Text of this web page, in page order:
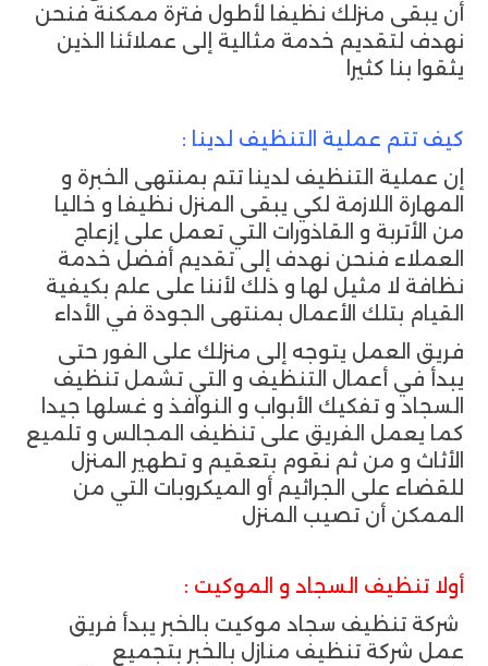
أن يبقى منزلك نظيفا لأطول فترة ممكنة فنحن
نهدف لتقديم خدمة مثالية إلى عملائنا الذين
يثقوا بنا كثيرا
كيف تتم عملية التنظيف لدينا :
إن عملية التنظيف لدينا تتم بمنتهى الخبرة و
المهارة اللازمة لكي يبقى المنزل نظيفا و خاليا
من الأتربة و القاذورات التي تعمل على إزعاج
العملاء فنحن نهدف إلى تقديم أفضل خدمة
نظافة لا مثيل لها و ذلك لأننا على علم بكيفية
القيام بتلك الأعمال بمنتهى الجودة في الأداء
فريق العمل يتوجه إلى منزلك على الفور حتى
يبدأ في أعمال التنظيف و التي تشمل تنظيف
السجاد و تفكيك الأبواب و النوافذ و غسلها جيدا
كما يعمل الفريق على تنظيف المجالس و تلميع
الأثاث و من ثم نقوم بتعقيم و تطهير المنزل
للقضاء على الجراثيم أو الميكروبات التي من
الممكن أن تصيب المنزل
أولا تنظيف السجاد و الموكيت :
شركة تنظيف سجاد موكيت بالخبر يبدأ فريق
عمل شركة تنظيف منازل بالخبر بتجميع